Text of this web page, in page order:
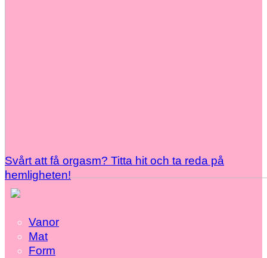
Svårt att få orgasm? Titta hit och ta reda på
hemligheten!
Vanor
Mat
Form